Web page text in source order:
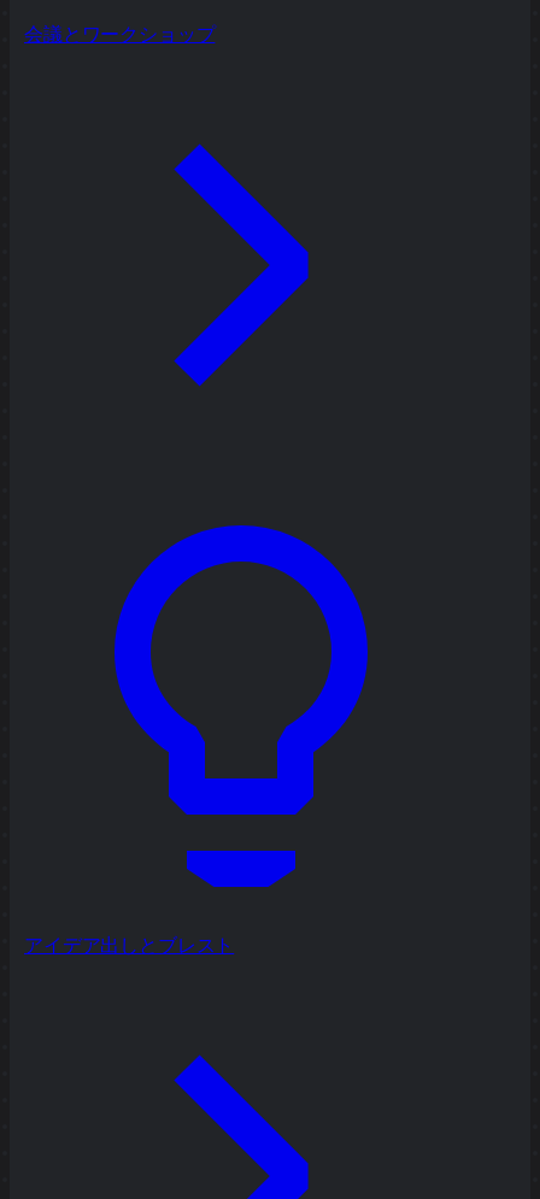
会議とワークショップ
アイデア出しとブレスト